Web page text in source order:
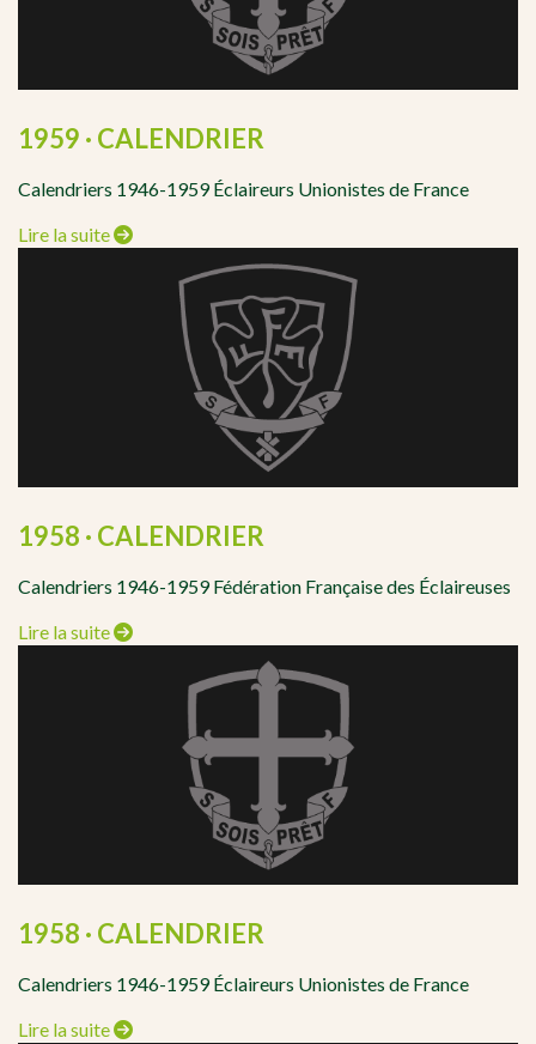
1959 · CALENDRIER
Calendriers 1946-1959 Éclaireurs Unionistes de France
Lire la suite
1958 · CALENDRIER
Calendriers 1946-1959 Fédération Française des Éclaireuses
Lire la suite
1958 · CALENDRIER
Calendriers 1946-1959 Éclaireurs Unionistes de France
Lire la suite